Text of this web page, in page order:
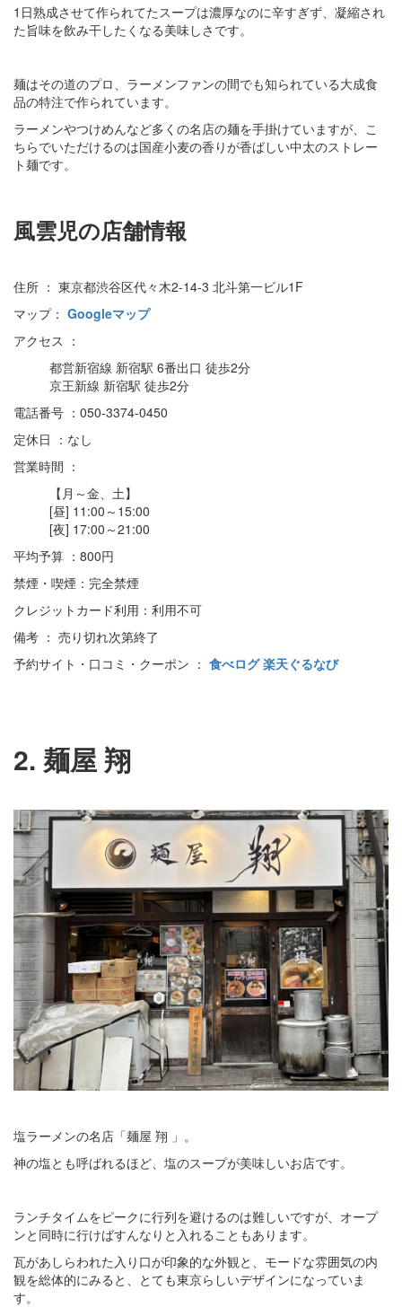
1日熟成させて作られてたスープは濃厚なのに辛すぎず、凝縮され
た旨味を飲み干したくなる美味しさです。
麺はその道のプロ、ラーメンファンの間でも知られている大成食
品の特注で作られています。
ラーメンやつけめんなど多くの名店の麺を手掛けていますが、こ
ちらでいただけるのは国産小麦の香りが香ばしい中太のストレー
ト麺です。
風雲児の店舗情報
住所 ： 東京都渋谷区代々木2-14-3 北斗第一ビル1F
マップ： Googleマップ
アクセス ：
都営新宿線 新宿駅 6番出口 徒歩2分
京王新線 新宿駅 徒歩2分
電話番号 ：050-3374-0450
定休日 ：なし
営業時間 ：
【月～金、土】
[昼] 11:00～15:00
[夜] 17:00～21:00
平均予算 ：800円
禁煙・喫煙：完全禁煙
クレジットカード利用：利用不可
備考 ： 売り切れ次第終了
予約サイト・口コミ・クーポン ： 食べログ楽天ぐるなび
2. 麺屋 翔
塩ラーメンの名店「麺屋 翔 」。
神の塩とも呼ばれるほど、塩のスープが美味しいお店です。
ランチタイムをピークに行列を避けるのは難しいですが、オープ
ンと同時に行けばすんなりと入れることもあります。
瓦があしらわれた入り口が印象的な外観と、モードな雰囲気の内
観を総体的にみると、とても東京らしいデザインになっていま
す。